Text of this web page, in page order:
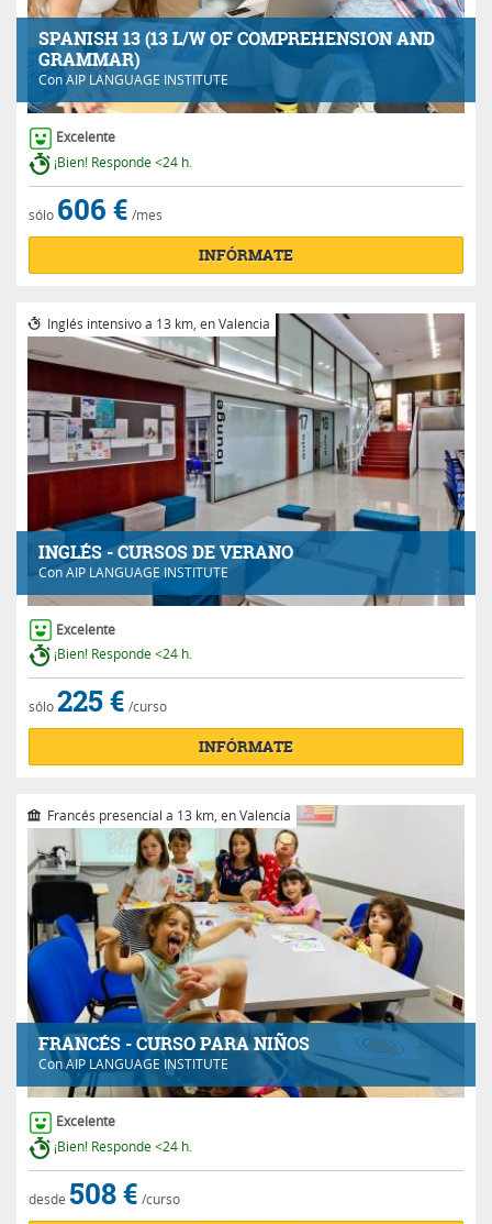
SPANISH 13 (13 L/W OF COMPREHENSION AND
GRAMMAR)
ConAIP LANGUAGE INSTITUTE
Excelente
¡Bien! Responde <24 h.
sólo 606 € /mes
INFÓRMATE
INGLÉS - CURSOS DE VERANO
ConAIP LANGUAGE INSTITUTE
Inglés intensivo a 13 km, en Valencia
Excelente
¡Bien! Responde <24 h.
sólo225 € /curso
INFÓRMATE
FRANCÉS - CURSO PARA NIÑOS
ConAIP LANGUAGE INSTITUTE
Francés presencial a 13 km, en Valencia
Excelente
¡Bien! Responde <24 h.
desde 508 € /curso